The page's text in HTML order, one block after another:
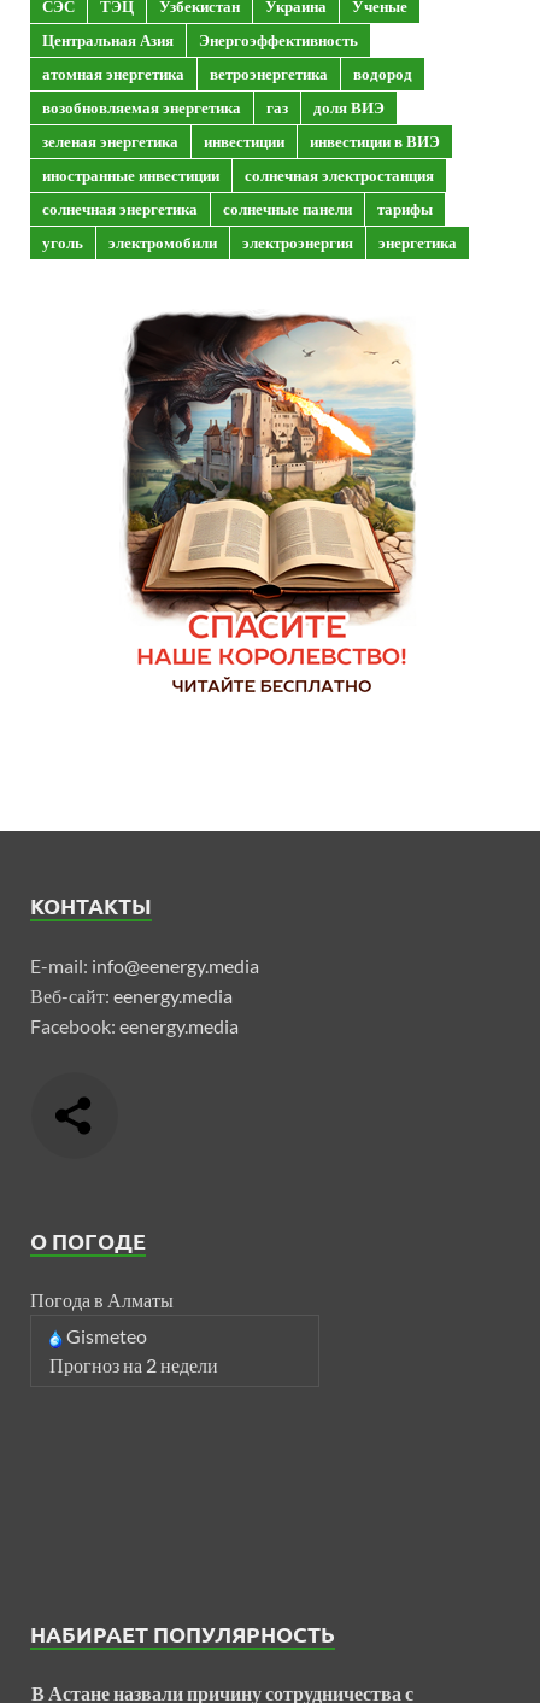
СЭС
ТЭЦ Узбекистан Украина
Ученые
Центральная Азия
Энергоэффективность
атомная энергетика
ветроэнергетика
водород
возобновляемая энергетика
газ
доля ВИЭ
зеленая энергетика
инвестиции
инвестиции в ВИЭ
иностранные инвестиции
солнечная электростанция
солнечная энергетика
солнечные панели
тарифы
уголь
электромобили электроэнергия энергетика
КОНТАКТЫ
E-mail: info@eenergy.media
Веб-сайт: eenergy.media
Facebook: eenergy.media
О ПОГОДЕ
Погода в Алматы
Gismeteo
Прогноз на 2 недели
НАБИРАЕТ ПОПУЛЯРНОСТЬ
В Астане назвали причину сотрудничества с